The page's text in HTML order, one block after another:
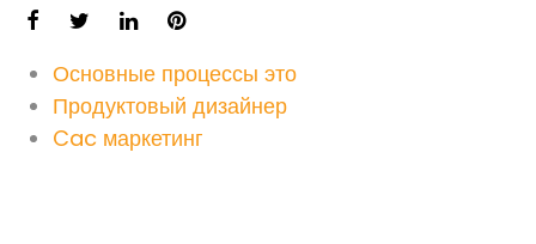
Основные процессы это
Продуктовый дизайнер
Cac маркетинг